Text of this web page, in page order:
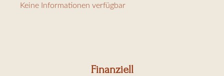
Keine Informationen verfügbar
Finanziell